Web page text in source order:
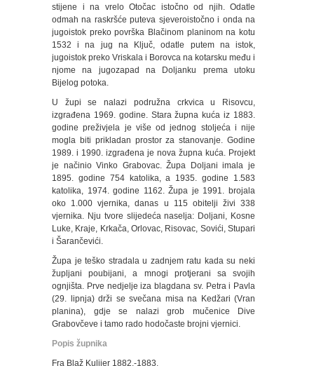
stijene i na vrelo Otočac istočno od njih. Odatle
odmah na raskršće puteva sjeveroistočno i onda na
jugoistok preko površka Blačinom planinom na kotu
1532 i na jug na Ključ, odatle putem na istok,
jugoistok preko Vriskala i Borovca na kotarsku među i
njome na jugozapad na Doljanku prema utoku
Bijelog potoka.
U župi se nalazi podružna crkvica u Risovcu,
izgrađena 1969. godine. Stara župna kuća iz 1883.
godine preživjela je više od jednog stoljeća i nije
mogla biti prikladan prostor za stanovanje. Godine
1989. i 1990. izgrađena je nova župna kuća. Projekt
je načinio Vinko Grabovac. Župa Doljani imala je
1895. godine 754 katolika, a 1935. godine 1.583
katolika, 1974. godine 1162. Župa je 1991. brojala
oko 1.000 vjernika, danas u 115 obitelji živi 338
vjernika. Nju tvore slijedeća naselja: Doljani, Kosne
Luke, Kraje, Krkača, Orlovac, Risovac, Sovići, Stupari
i Šarančevići.
Župa je teško stradala u zadnjem ratu kada su neki
župljani poubijani, a mnogi protjerani sa svojih
ognjišta. Prve nedjelje iza blagdana sv. Petra i Pavla
(29. lipnja) drži se svečana misa na Kedžari (Vran
planina), gdje se nalazi grob mučenice Dive
Grabovčeve i tamo rado hodočaste brojni vjernici.
Popis župnika
Fra Blaž Kulijer 1882.-1883.